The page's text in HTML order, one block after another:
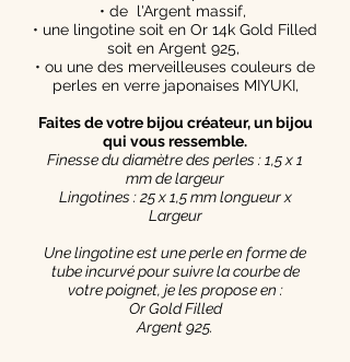
• de l'Argent massif,
• une lingotine soit en Or 14k Gold Filled
soit en Argent 925,
• ou une des merveilleuses couleurs de
perles en verre japonaises MIYUKI,
Faites de votre bijou créateur, un bijou
qui vous ressemble.
Finesse du diamètre des perles : 1,5 x 1
mm de largeur
Lingotines : 25 x 1,5 mm longueur x
Largeur
Une lingotine est une perle en forme de
tube incurvé pour suivre la courbe de
votre poignet, je les propose en :
Or Gold Filled
Argent 925.